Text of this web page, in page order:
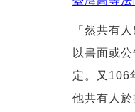
「然共有
以書面或
定。又106
他共有人